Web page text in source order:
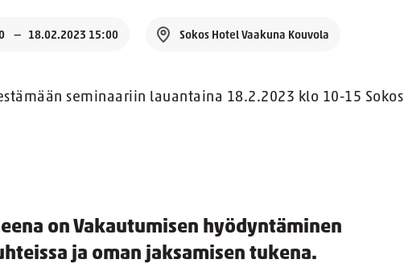
18.02.2023 15:00 Sokos Hotel Vaakuna Kouvola
seminaariin lauantaina 18.2.2023 klo 10-15 Sokos
on Vakautumisen hyödyntäminen
ja oman jaksamisen tukena.